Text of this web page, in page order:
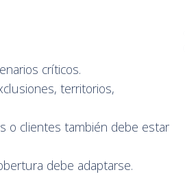
críticos.
territorios,
o clientes también debe estar
debe adaptarse.